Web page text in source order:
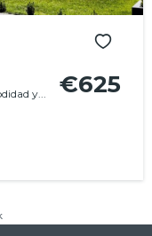
y...
€625